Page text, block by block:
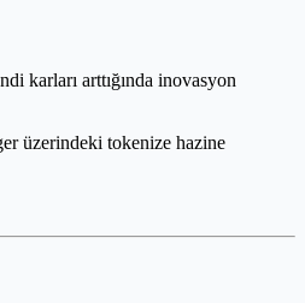
karları arttığında inovasyon
üzerindeki tokenize hazine